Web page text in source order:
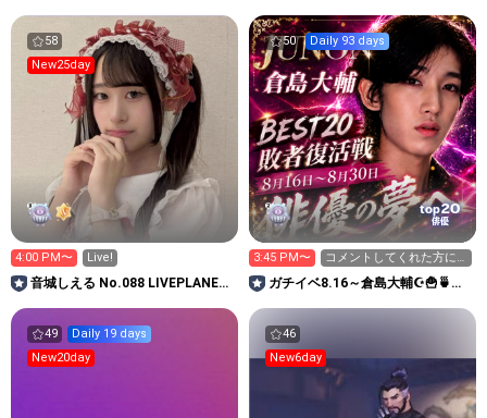
58
New25day
4:00 PM〜 Live!
音城しえる No.088 LIVEPLANET
50 Daily 93 days
top20
俳優
3:45 PM〜
コメントしてくれた方に
第一印象😍😍😍
ガチイベ8.16～倉島大輔☪🍟🍵
49
Daily 19 days
New20day
46
New6day